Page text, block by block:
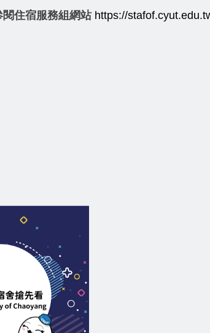
住宿服務組網站 https://